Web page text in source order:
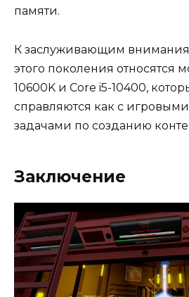
памяти.
К заслуживающим
этого поколения относятся
10600K и Core i5-10400,
справляются как с
задачами по созданию
Заключение